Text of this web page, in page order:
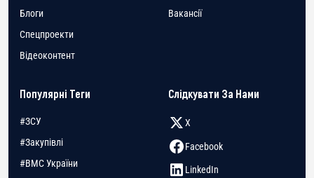
Блоги
Спецпроекти
Відеоконтент
Вакансії
Популярні Теги
#ЗСУ
#Закупівлі
#ВМС України
Слідкувати За Нами
X
Facebook
LinkedIn